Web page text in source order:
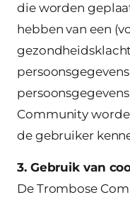
die worden
hebben van een
Community
de gebruiker
3. Gebruik van
De Trombose